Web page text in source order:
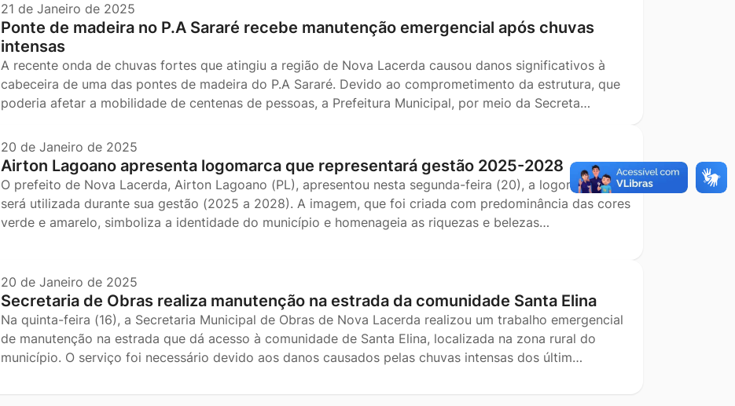
21 de Janeiro de 2025
Ponte de madeira no P.A Sararé recebe manutenção emergencial após chuvas
intensas
A recente onda de chuvas fortes que atingiu a região de Nova Lacerda causou danos significativos à
cabeceira de uma das pontes de madeira do P.A Sararé. Devido ao comprometimento da estrutura, que
poderia afetar a mobilidade de centenas de pessoas, a Prefeitura Municipal, por meio da Secreta…
20 de Janeiro de 2025
Airton Lagoano apresenta logomarca que representará gestão 2025-2028
O prefeito de Nova Lacerda, Airton Lagoano (PL), apresentou nesta segunda-feira (20), a logomarca que
será utilizada durante sua gestão (2025 a 2028). A imagem, que foi criada com predominância das cores
verde e amarelo, simboliza a identidade do município e homenageia as riquezas e belezas…
20 de Janeiro de 2025
Secretaria de Obras realiza manutenção na estrada da comunidade Santa Elina
Na quinta-feira (16), a Secretaria Municipal de Obras de Nova Lacerda realizou um trabalho emergencial
de manutenção na estrada que dá acesso à comunidade de Santa Elina, localizada na zona rural do
município. O serviço foi necessário devido aos danos causados pelas chuvas intensas dos últim…